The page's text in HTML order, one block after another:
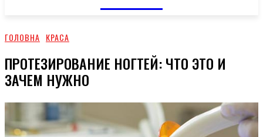
ГОЛОВНА КРАСА
ПРОТЕЗИРОВАНИЕ НОГТЕЙ: ЧТО ЭТО И
ЗАЧЕМ НУЖНО